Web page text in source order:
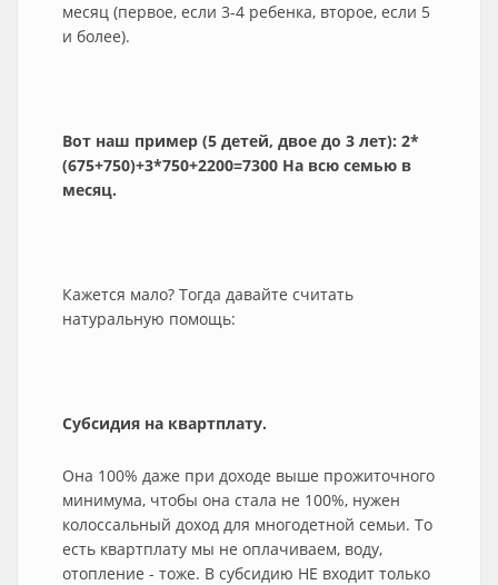
месяц (первое, если 3-4 ребенка, второе, если 5
и более).
Вот наш пример (5 детей, двое до 3 лет): 2*
(675+750)+3*750+2200=7300 На всю семью в
месяц.
Кажется мало? Тогда давайте считать
натуральную помощь:
Субсидия на квартплату.
Она 100% даже при доходе выше прожиточного
минимума, чтобы она стала не 100%, нужен
колоссальный доход для многодетной семьи. То
есть квартплату мы не оплачиваем, воду,
отопление - тоже. В субсидию НЕ входит только